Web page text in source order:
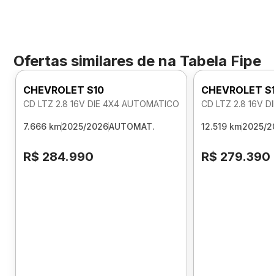
Ofertas similares de na Tabela Fipe
CHEVROLET S10
CD LTZ 2.8 16V DIE 4X4 AUTOMATICO
7.666 km2025/2026AUTOMAT.
R$ 284.990
CHEVROLET
CD LTZ 2.8 16V
12.519 km2025/
R$ 279.390